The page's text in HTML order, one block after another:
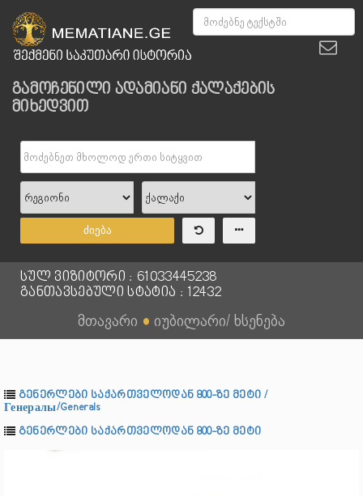
გამოჩენილი ადამიანი ქალაქების
მიხედვით
ძიება
სულ ვიზიტორი : 61033445238
განთავსებული სტატია : 12432
მთავარი ● იუბილარი/ ხსენება
გენერლები საქართველოდან 800-ზე მეტი /
Генералы/Generals
გენერლები საქართველოდან 800-ზე მეტი